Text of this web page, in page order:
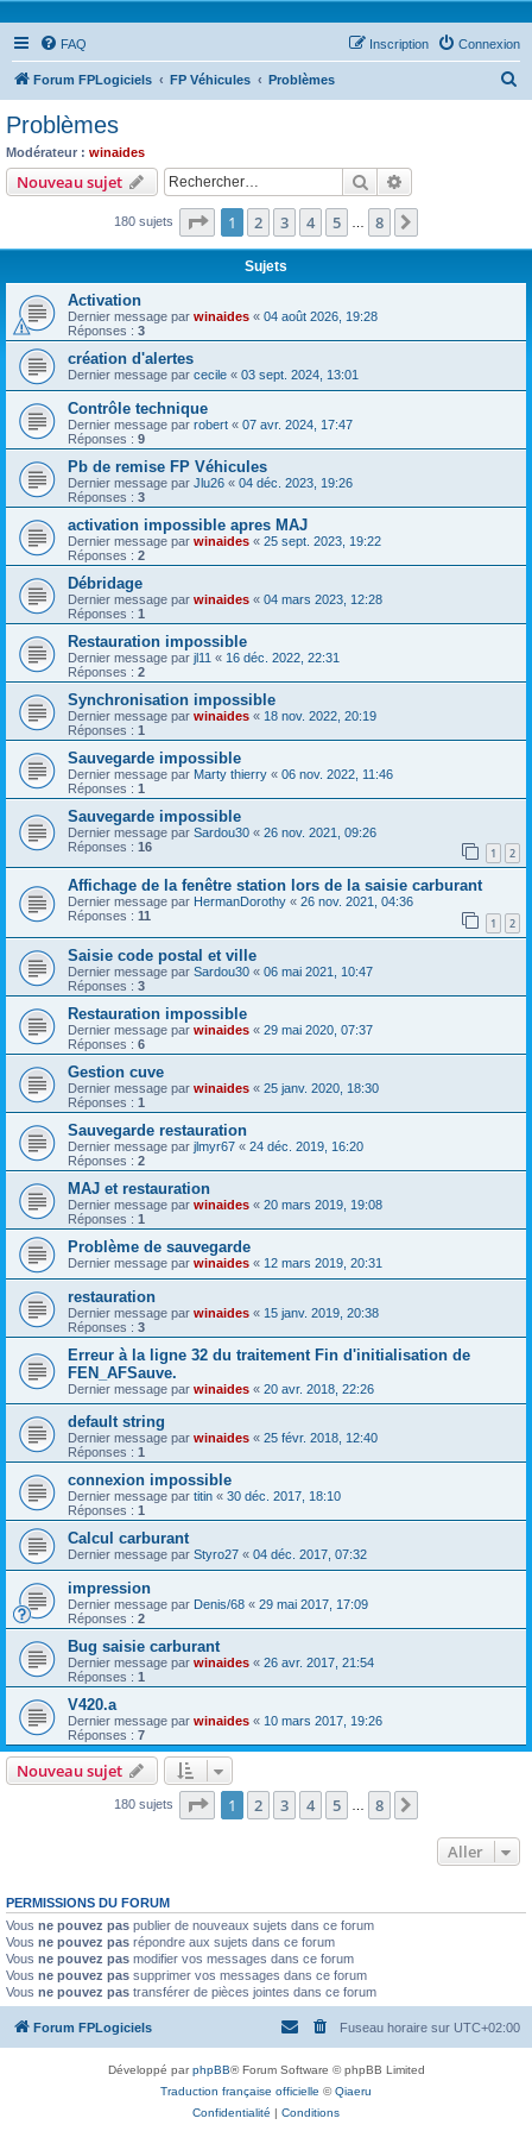
FAQ Connexion
Inscription
Forum FPLogiciels FP Véhicules Problèmes
c
Problèmes
Modérateur : winaides
Nouveau sujet Rechercher
180 sujets Page 1sur8
1 2 3 4 5 8
Sujets
Activation
Dernier message par winaides « 04 août 2026, 19:28
Réponses : 3
création d'alertes
Dernier message par cecile « 03 sept. 2024, 13:01
Contrôle technique
Dernier message par robert « 07 avr. 2024, 17:47
Réponses : 9
Pb de remise FP Véhicules
Dernier message par Jlu26 « 04 déc. 2023, 19:26
Réponses : 3
activation impossible apres MAJ
Dernier message par winaides « 25 sept. 2023, 19:22
Réponses : 2
Débridage
Dernier message par winaides « 04 mars 2023, 12:28
Réponses : 1
Restauration impossible
Dernier message par jl11 « 16 déc. 2022, 22:31
Réponses : 2
Synchronisation impossible
Dernier message par winaides « 18 nov. 2022, 20:19
Réponses : 1
Sauvegarde impossible
Dernier message par Marty thierry « 06 nov. 2022, 11:46
Réponses : 1
Sauvegarde impossible
Dernier message par Sardou30 « 26 nov. 2021, 09:26
Réponses : 16 1 2
Affichage de la fenêtre station lors de la saisie carburant
Dernier message par HermanDorothy « 26 nov. 2021, 04:36
Réponses : 11 1 2
Saisie code postal et ville
Dernier message par Sardou30 « 06 mai 2021, 10:47
Réponses : 3
Restauration impossible
Dernier message par winaides « 29 mai 2020, 07:37
Réponses : 6
Gestion cuve
Dernier message par winaides « 25 janv. 2020, 18:30
Réponses : 1
Sauvegarde restauration
Dernier message par jlmyr67 « 24 déc. 2019, 16:20
Réponses : 2
MAJ et restauration
Dernier message par winaides « 20 mars 2019, 19:08
Réponses : 1
Problème de sauvegarde
Dernier message par winaides « 12 mars 2019, 20:31
restauration
Dernier message par winaides « 15 janv. 2019, 20:38
Réponses : 3
Erreur à la ligne 32 du traitement Fin d'initialisation de
FEN_AFSauve.
Dernier message par winaides « 20 avr. 2018, 22:26
default string
Dernier message par winaides « 25 févr. 2018, 12:40
Réponses : 1
connexion impossible
Dernier message par titin « 30 déc. 2017, 18:10
Réponses : 1
Calcul carburant
Dernier message par Styro27 « 04 déc. 2017, 07:32
impression
Dernier message par Denis/68 « 29 mai 2017, 17:09
Réponses : 2
Bug saisie carburant
Dernier message par winaides « 26 avr. 2017, 21:54
Réponses : 1
V420.a
Dernier message par winaides « 10 mars 2017, 19:26
Réponses : 7
Nouveau sujet
180 sujets Page 1sur8
1 2 3 4 5 8
Aller
PERMISSIONS DU FORUM
Vous ne pouvez pas publier de nouveaux sujets dans ce forum
Vous ne pouvez pas répondre aux sujets dans ce forum
Vous ne pouvez pas modifier vos messages dans ce forum
Vous ne pouvez pas supprimer vos messages dans ce forum
Vous ne pouvez pas transférer de pièces jointes dans ce forum
Forum FPLogiciels Fuseau horaire sur UTC+02:00
Développé parphpBB® Forum Software © phpBB Limited
Traduction française officielle ©Qiaeru
Confidentialité | Conditions